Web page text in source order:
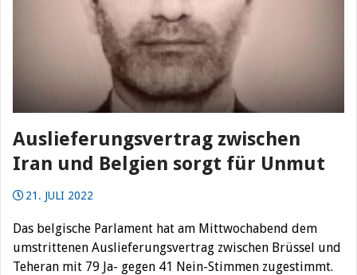
Auslieferungsvertrag zwischen
Iran und Belgien sorgt für Unmut
21. JULI 2022
Das belgische Parlament hat am Mittwochabend dem
umstrittenen Auslieferungsvertrag zwischen Brüssel und
Teheran mit 79 Ja- gegen 41 Nein-Stimmen zugestimmt.